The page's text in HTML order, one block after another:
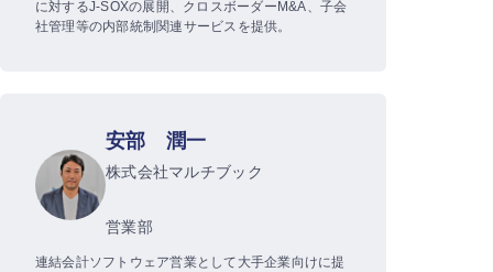
に対するJ-SOXの展開、クロスボーダーM&A、子会
社管理等の内部統制関連サービスを提供。
安部 潤一
株式会社マルチブック
営業部
連結会計ソフトウェア営業として大手企業向けに提